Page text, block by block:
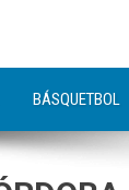
BÁSQUETBOL